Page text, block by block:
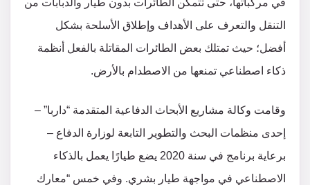
في مركباتها، حتى تتمكن الطائرات بدون طيار والدبابات من
التنقل والتعرف على الأهداف وإطلاق الأسلحة بشكل
أفضل؛ حيث تمتلك بعض الطائرات المقاتلة بالفعل أنظمة
ذكاء اصطناعي تمنعها من الاصطدام بالأرض.
وقامت وكالة مشاريع الأبحاث الدفاعية المتقدمة “داربا” –
إحدى منظمات البحث والتطوير التابعة لوزارة الدفاع –
برعاية برنامج في سنة 2020 يضع طيارًا يعمل بالذكاء
الاصطناعي في مواجهة طيار بشري. وفي خمس “معارك